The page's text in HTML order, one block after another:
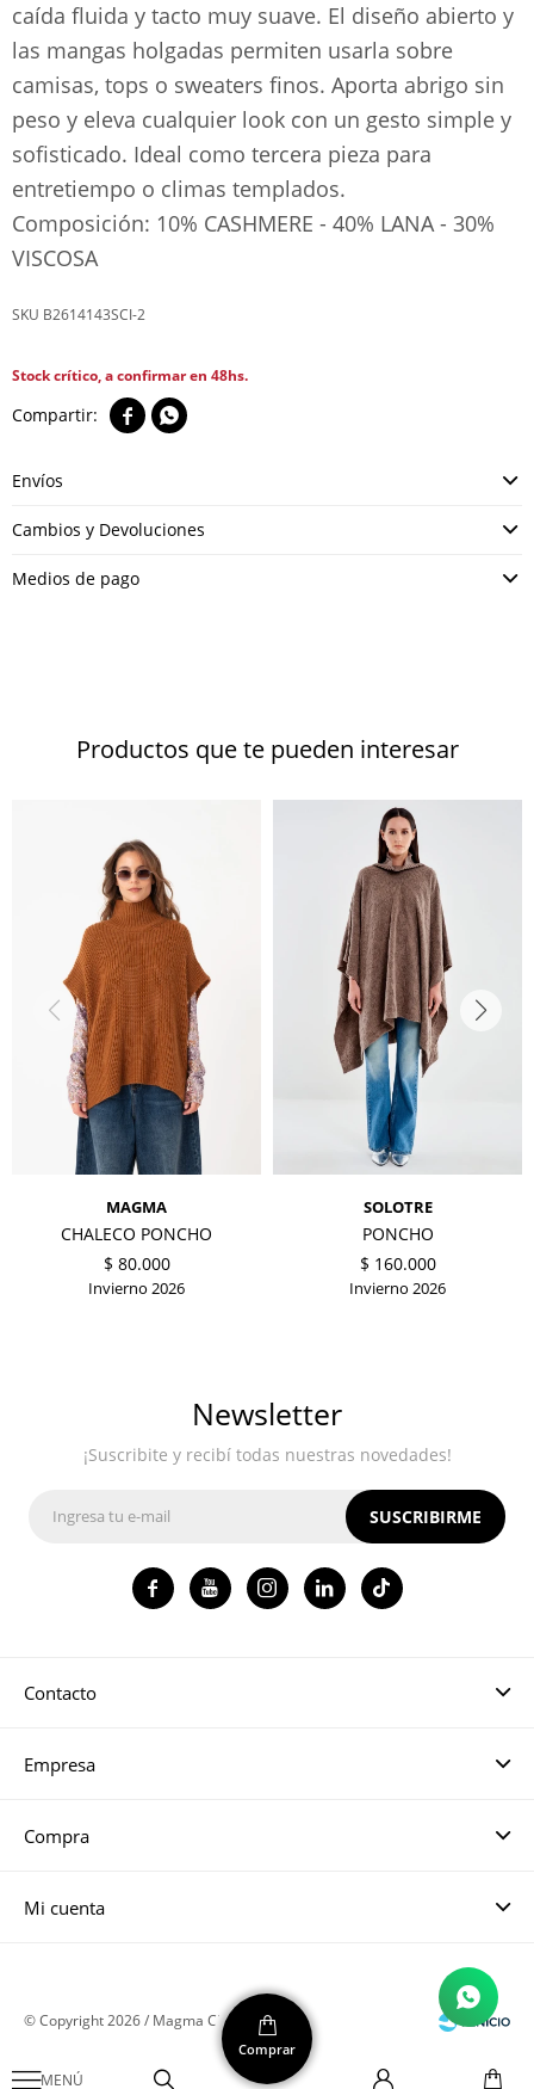

caída fluida y tacto muy suave. El diseño abierto y
las mangas holgadas permiten usarla sobre
camisas, tops o sweaters finos. Aporta abrigo sin
peso y eleva cualquier look con un gesto simple y
sofisticado. Ideal como tercera pieza para
entretiempo o climas templados.
Composición: 10% CASHMERE - 40% LANA - 30%
VISCOSA
B2614143SCI-2
Stock crítico, a confirmar en 48hs.
 
Envíos
Cambios y Devoluciones
Medios de pago
Productos que te pueden interesar
MAGMA
CHALECO PONCHO
$ 80.000
Invierno 2026
SOLOTRE
PONCHO
$ 160.000
Invierno 2026
Contacto
Empresa
Compra
Mi cuenta
Newsletter
¡Suscribite y recibí todas nuestras novedades!
SUSCRIBIRME
   
© Copyright 2026 / Magma CH